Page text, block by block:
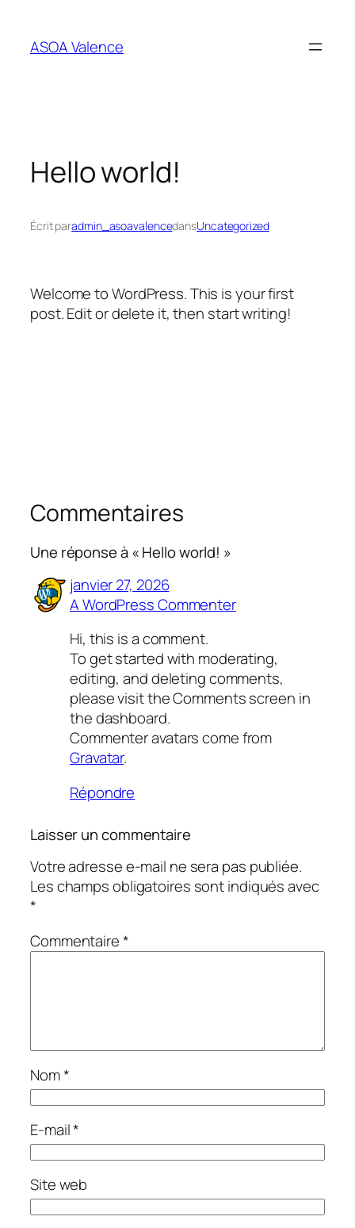
contenu
ASOA Valence
Hello world!
Écrit paradmin_asoavalencedansUncategorized
Welcome to WordPress. This is your first
post. Edit or delete it, then start writing!
Commentaires
Une réponse à « Hello world! »
janvier 27, 2026
A WordPress Commenter
Hi, this is a comment.
To get started with moderating,
editing, and deleting comments,
please visit the Comments screen in
the dashboard.
Commenter avatars come from
Gravatar.
Répondre
Laisser un commentaire
Votre adresse e-mail ne sera pas publiée.
Les champs obligatoires sont indiqués avec
*
Commentaire*
Nom*
E-mail*
Site web